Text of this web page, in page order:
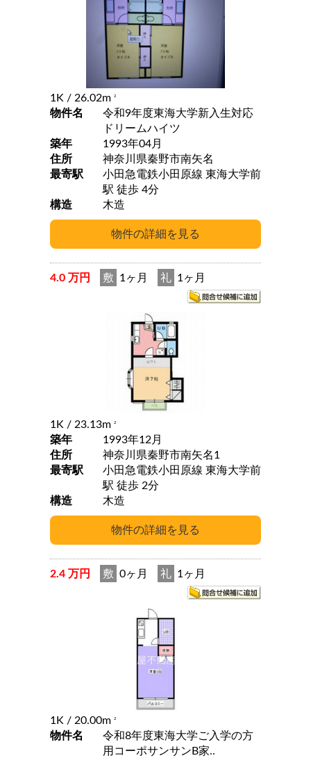
1K / 26.02m 2
物件名
令和9年度東海大学新入生対応
ドリームハイツ
築年
1993年04月
住所
神奈川県秦野市南矢名
最寄駅
小田急電鉄小田原線 東海大学前
駅 徒歩 4分
構造
木造
4.0 万円 敷 1ヶ月 礼 1ヶ月
1K / 23.13m 2
築年
1993年12月
住所
神奈川県秦野市南矢名1
最寄駅
小田急電鉄小田原線 東海大学前
駅 徒歩 2分
構造
木造
2.4 万円 敷 0ヶ月 礼 1ヶ月
1K / 20.00m 2
物件名
令和8年度東海大学ご入学の方
用コーポサンサンB家..